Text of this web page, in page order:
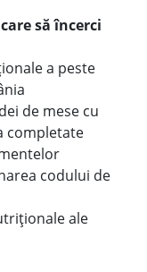
să încerci
a peste
de mese cu
completate
codului de
ale